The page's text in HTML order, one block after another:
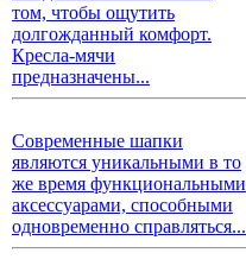
том, чтобы ощутить
долгожданный комфорт.
Кресла-мячи
предназначены...
Современные шапки
являются уникальными в то
же время функциональными
аксессуарами, способными
одновременно справляться...